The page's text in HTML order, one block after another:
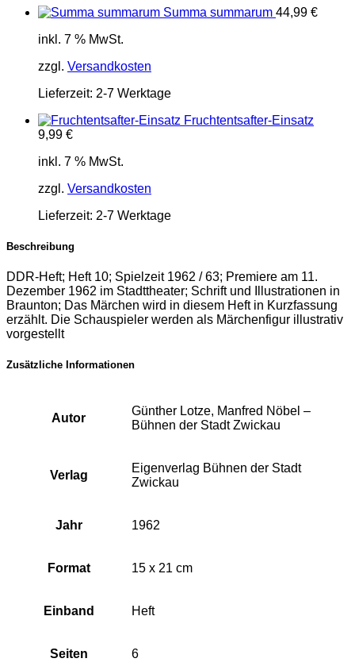
Summa summarum 44,99 €
inkl. 7 % MwSt.
zzgl. Versandkosten
Lieferzeit: 2-7 Werktage
Fruchtentsafter-Einsatz
9,99 €
inkl. 7 % MwSt.
zzgl. Versandkosten
Lieferzeit: 2-7 Werktage
Beschreibung
DDR-Heft; Heft 10; Spielzeit 1962 / 63; Premiere am 11.
Dezember 1962 im Stadttheater; Schrift und Illustrationen in
Braunton; Das Märchen wird in diesem Heft in Kurzfassung
erzählt. Die Schauspieler werden als Märchenfigur illustrativ
vorgestellt
Zusätzliche Informationen
Autor
Günther Lotze, Manfred Nöbel –
Bühnen der Stadt Zwickau
Verlag
Eigenverlag Bühnen der Stadt
Zwickau
Jahr 1962
Format 15 x 21 cm
Einband Heft
Seiten 6